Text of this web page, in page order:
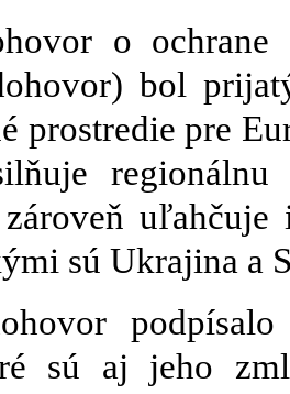
o
bol
prostredie pre
uľahčuje
sú Ukrajina a
sú aj jeho